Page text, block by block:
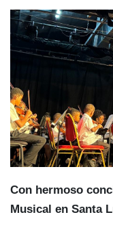
Con hermoso
Musical en Santa